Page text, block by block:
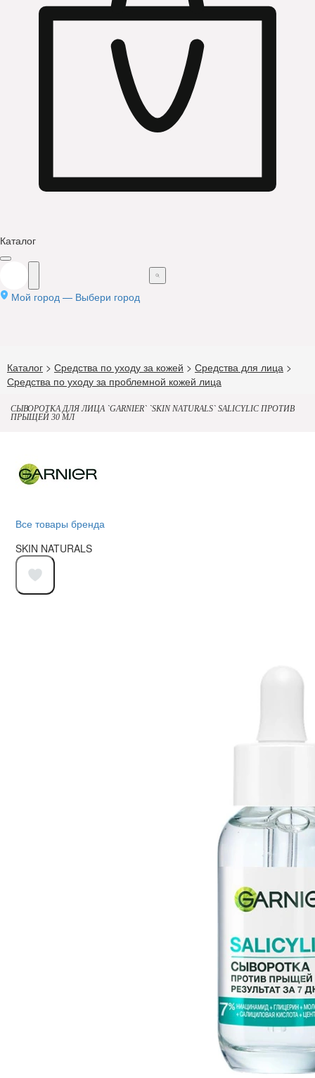
Каталог
Мой город — Выбери город
Каталог > Средства по уходу за кожей > Средства для лица >
Средства по уходу за проблемной кожей лица
СЫВОРОТКА ДЛЯ ЛИЦА `GARNIER` `SKIN NATURALS` SALICYLIC ПРОТИВ
ПРЫЩЕЙ 30 МЛ
Все товары бренда
SKIN NATURALS